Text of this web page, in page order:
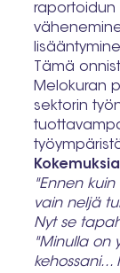
raportoidun
Tämä
Melokuran
sektorin
"Ennen
vain neljä
Nyt se
"Minulla on
kehossani...